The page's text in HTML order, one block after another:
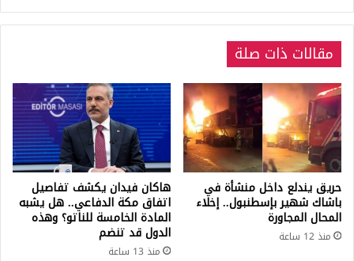
مقالات ذات صلة
حريق يندلع داخل منشأة في
باشاك شهير بإسطنبول.. إخلاء
المحال المجاورة
منذ 12 ساعة
هاكان فيدان يكشف تفاصيل
اتفاق مكة الدفاعي.. هل يشبه
المادة الخامسة للناتو؟ وهذه
الدول قد تنضم
منذ 13 ساعة